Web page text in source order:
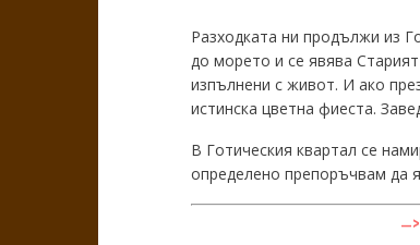
Разходката ни продължи из
до морето и се явява
изпълнени с живот. И ако
истинска цветна фиеста.
В Готическия квартал се
определено препоръчвам да